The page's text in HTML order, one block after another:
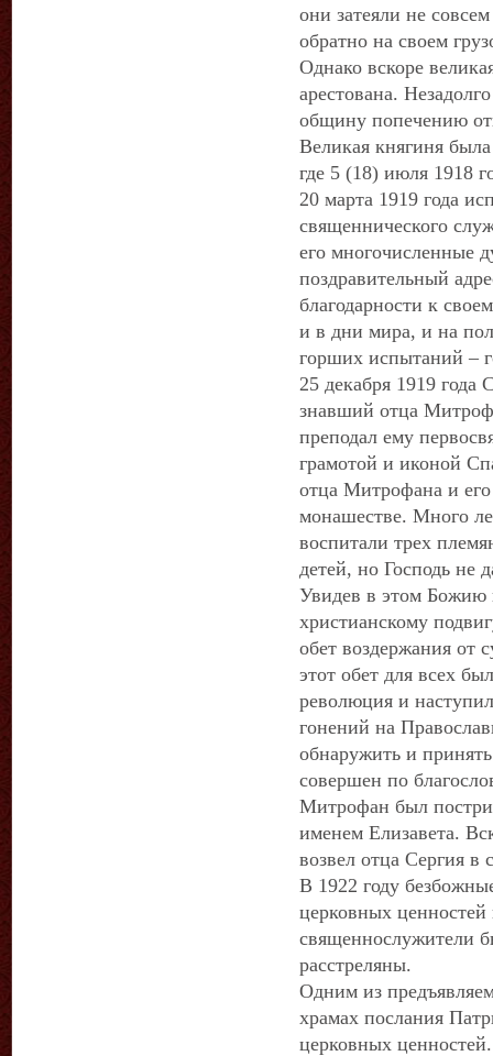
они затеяли не
обратно на своем
Однако вскоре
арестована.
общину попечению
Великая княгиня
где 5 (18) июля 1918
20 марта 1919 года
священнического
его многочисленные
поздравительный
благодарности к
и в дни мира, и на
горших испытаний –
25 декабря 1919
знавший отца
преподал ему
грамотой и иконой
отца Митрофана и
монашестве. Много
воспитали трех
детей, но Господь не
Увидев в этом
христианскому
обет воздержания от
этот обет для всех
революция и
гонений на
обнаружить и
совершен по
Митрофан был
именем Елизавета.
возвел отца Сергия в
В 1922 году
церковных
священнослужители
расстреляны.
Одним из
храмах послания
церковных